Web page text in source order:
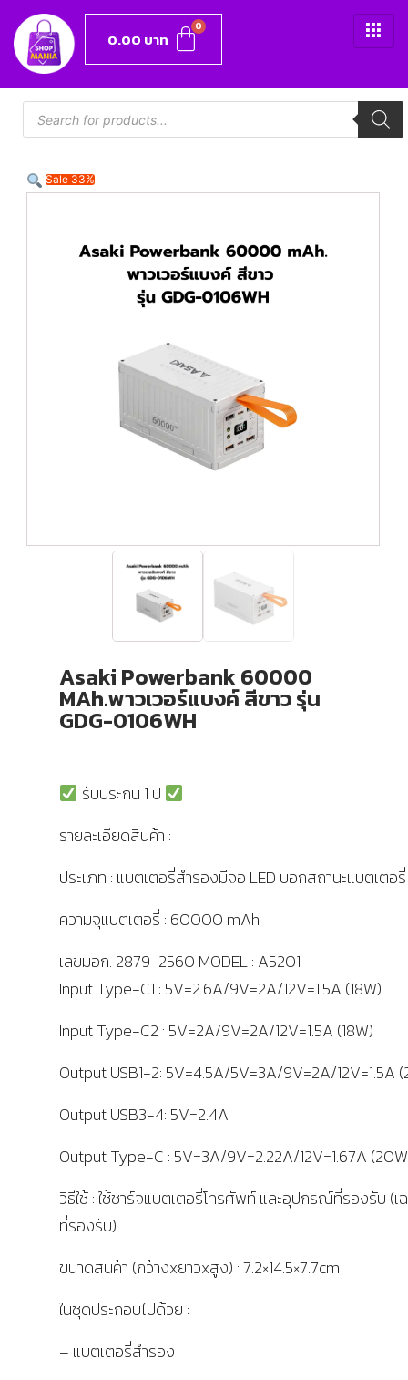
0.00 บาท
Sale 33%
Asaki Powerbank 60000
MAh.พาวเวอร์แบงค์ สีขาว รุ่น
GDG-0106WH
รับประกัน 1 ปี
รายละเอียดสินค้า :
ประเภท : แบตเตอรี่สำรองมีจอ LED บอกสถานะแบตเตอรี่
ความจุแบตเตอรี่ : 60000 mAh
เลขมอก. 2879-2560 MODEL : A5201
Input Type-C1 : 5V=2.6A/9V=2A/12V=1.5A (18W)
Input Type-C2 : 5V=2A/9V=2A/12V=1.5A (18W)
Output USB1-2: 5V=4.5A/5V=3A/9V=2A/12V=1.5A
Output USB3-4: 5V=2.4A
Output Type-C : 5V=3A/9V=2.22A/12V=1.67A
วิธีใช้ : ใช้ชาร์จแบตเตอรี่โทรศัพท์ และอุปกรณ์ที่รองรับ (เ
ที่รองรับ)
ขนาดสินค้า (กว้างxยาวxสูง) : 7.2×14.5×7.7cm
ในชุดประกอบไปด้วย :
– แบตเตอรี่สำรอง